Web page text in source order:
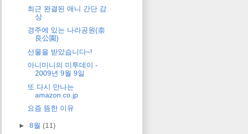
최근 완결된 애니 간단 감
상
경주에 있는 나라공원(奈
良公園)
선물을 받았습니다~!
아니미니의 미투데이 -
2009년 9월 9일
또 다시 만나는
amazon.co.jp
요즘 뜸한 이유
► 8월 (11)